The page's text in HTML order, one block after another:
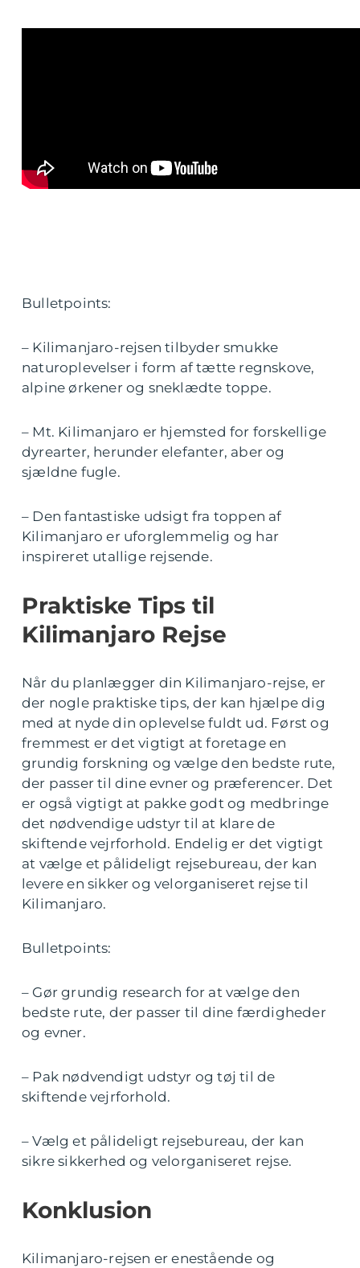
Bulletpoints:
– Kilimanjaro-rejsen tilbyder smukke
naturoplevelser i form af tætte regnskove,
alpine ørkener og sneklædte toppe.
– Mt. Kilimanjaro er hjemsted for forskellige
dyrearter, herunder elefanter, aber og
sjældne fugle.
– Den fantastiske udsigt fra toppen af
Kilimanjaro er uforglemmelig og har
inspireret utallige rejsende.
Praktiske Tips til
Kilimanjaro Rejse
Når du planlægger din Kilimanjaro-rejse, er
der nogle praktiske tips, der kan hjælpe dig
med at nyde din oplevelse fuldt ud. Først og
fremmest er det vigtigt at foretage en
grundig forskning og vælge den bedste rute,
der passer til dine evner og præferencer. Det
er også vigtigt at pakke godt og medbringe
det nødvendige udstyr til at klare de
skiftende vejrforhold. Endelig er det vigtigt
at vælge et pålideligt rejsebureau, der kan
levere en sikker og velorganiseret rejse til
Kilimanjaro.
Bulletpoints:
– Gør grundig research for at vælge den
bedste rute, der passer til dine færdigheder
og evner.
– Pak nødvendigt udstyr og tøj til de
skiftende vejrforhold.
– Vælg et pålideligt rejsebureau, der kan
sikre sikkerhed og velorganiseret rejse.
Konklusion
Kilimanjaro-rejsen er enestående og